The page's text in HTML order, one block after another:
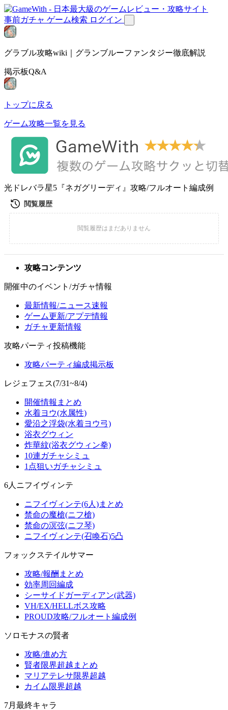
事前ガチャ ゲーム検索 ログイン
グラブル攻略wiki｜グランブルーファンタジー徹底解説
掲示板Q&A
トップに戻る
ゲーム攻略一覧を見る
光ドレバラ星5『ネガグリーディ』攻略/フルオート編成例
攻略コンテンツ
開催中のイベント/ガチャ情報
最新情報/ニュース速報
ゲーム更新/アプデ情報
ガチャ更新情報
攻略パーティ投稿機能
攻略パーティ編成掲示板
レジェフェス(7/31~8/4)
開催情報まとめ
水着ヨウ(水属性)
愛沿之浮袋(水着ヨウ弓)
浴衣グウィン
炸華紋(浴衣グウィン拳)
10連ガチャシミュ
1点狙いガチャシミュ
6人ニフイヴィンテ
ニフイヴィンテ(6人)まとめ
禁命の魔槍(ニフ槍)
禁命の溟弦(ニフ琴)
ニフイヴィンテ(召喚石)5凸
フォックステイルサマー
攻略/報酬まとめ
効率周回編成
シーサイドガーディアン(武器)
VH/EX/HELLボス攻略
PROUD攻略/フルオート編成例
ソロモナスの賢者
攻略/進め方
賢者限界超越まとめ
マリアテレサ限界超越
カイム限界超越
7月最終キャラ